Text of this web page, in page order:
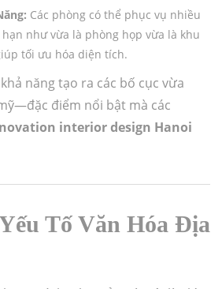
Các phòng có thể phục vụ nhiều
như vừa là phòng họp vừa là khu
tối ưu hóa diện tích.
năng tạo ra các bố cục vừa
điểm nổi bật mà các
interior design Hanoi
Tố Văn Hóa Địa